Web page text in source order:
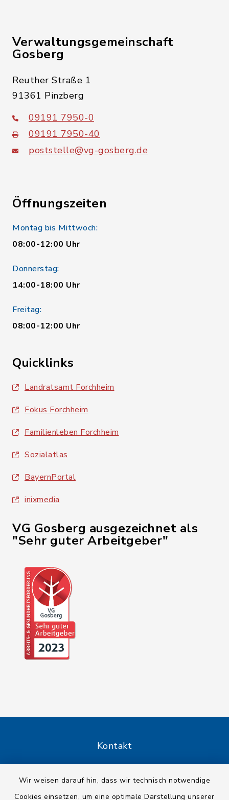
Wir weisen darauf hin, dass wir technisch notwendige
Cookies einsetzen, um eine optimale Darstellung unserer
Verwaltungsgemeinschaft
Gosberg
Reuther Straße 1
91361 Pinzberg
09191 7950-0
09191 7950-40
poststelle@vg-gosberg.de
Öffnungszeiten
Montag bis Mittwoch:
08:00-12:00 Uhr
Donnerstag:
14:00-18:00 Uhr
Freitag:
08:00-12:00 Uhr
Quicklinks
Landratsamt Forchheim
Fokus Forchheim
Familienleben Forchheim
Sozialatlas
BayernPortal
inixmedia
VG Gosberg ausgezeichnet als
"Sehr guter Arbeitgeber"
Kontakt